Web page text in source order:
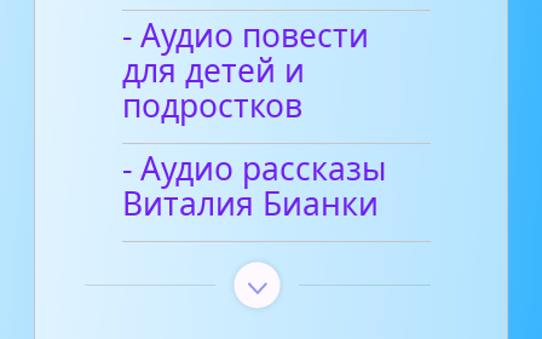
- Аудио повести
для детей и
подростков
- Аудио рассказы
Виталия Бианки